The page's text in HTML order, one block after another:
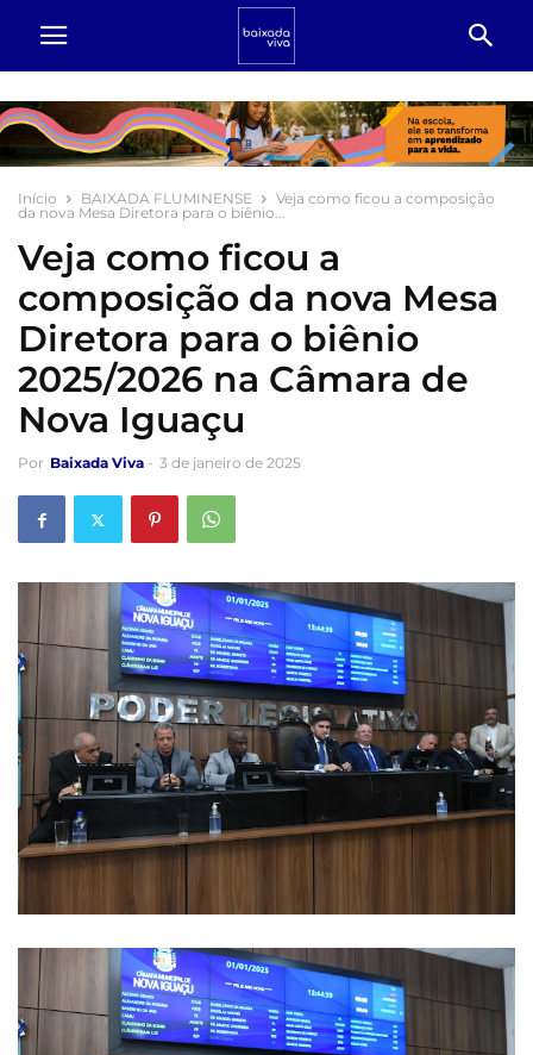
Início BAIXADA FLUMINENSE
Veja como ficou a composição
da nova Mesa Diretora para o biênio...
Veja como ficou a
composição da nova Mesa
Diretora para o biênio
2025/2026 na Câmara de
Nova Iguaçu
Por Baixada Viva - 3 de janeiro de 2025